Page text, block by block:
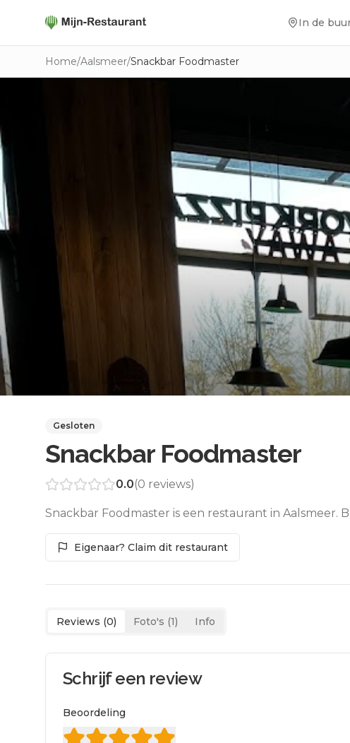
In de
Home/Aalsmeer/Snackbar Foodmaster
Gesloten
Snackbar Foodmaster
0.0(0 reviews)
Snackbar Foodmaster is een restaurant in Aalsmeer.
Eigenaar? Claim dit restaurant
Reviews (0) Foto's (1) Info
Schrijf een review
Beoordeling